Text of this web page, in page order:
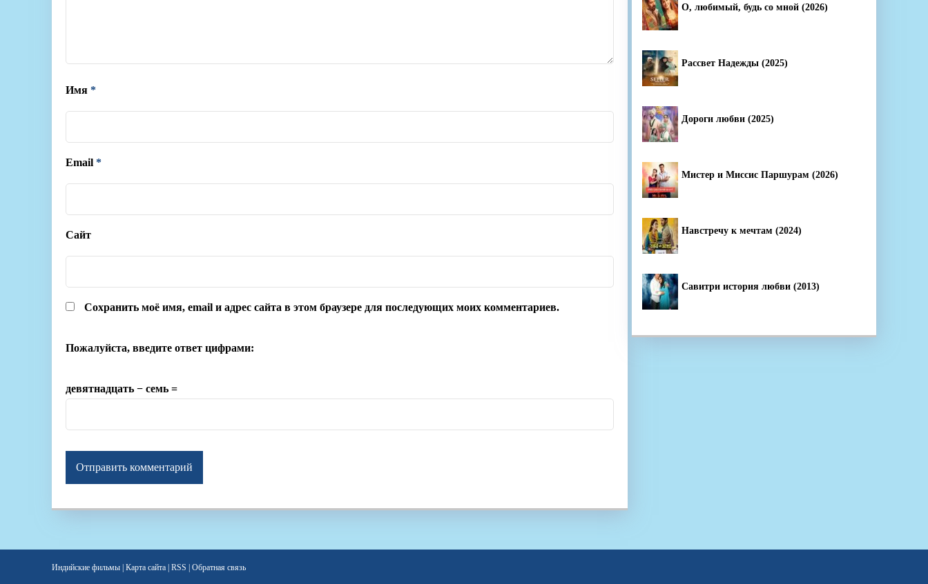
Имя *
Email *
Сайт
Сохранить моё имя, email и адрес сайта в этом браузере для последующих моих комментариев.
Пожалуйста, введите ответ цифрами:
девятнадцать − семь =
О, любимый, будь со мной (2026)
Рассвет Надежды (2025)
Дороги любви (2025)
Мистер и Миссис Паршурам (2026)
Навстречу к мечтам (2024)
Савитри история любви (2013)
Индийские фильмы Карта сайта RSS Обратная связь